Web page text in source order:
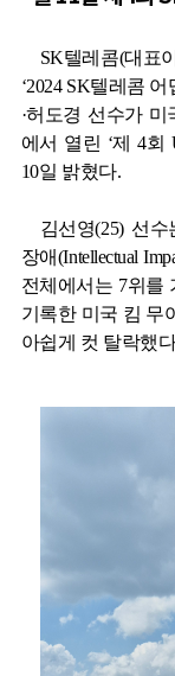
SK텔레콤(대표
‘2024 SK텔레콤 어
·허도경 선수가
에서 열린 ‘제4회
10일 밝혔다.
김선영(25) 선
장애(Intellectual
전체에서는 7위를
기록한 미국 킴 무
아쉽게 컷 탈락했